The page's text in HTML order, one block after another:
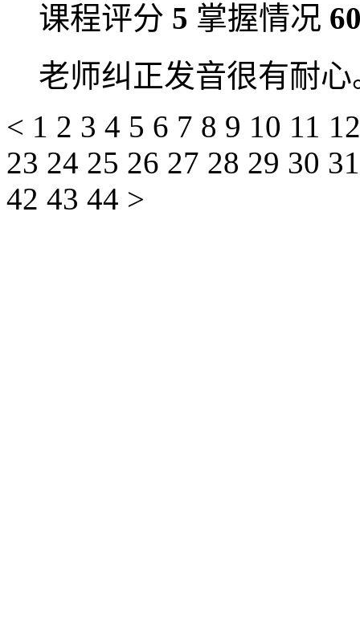
课程评分 5 掌握情况
老师纠正发音很有耐心
< 1 2 3 4 5 6 7 8 9 10 11
23 24 25 26 27 28 29 30
42 43 44 >